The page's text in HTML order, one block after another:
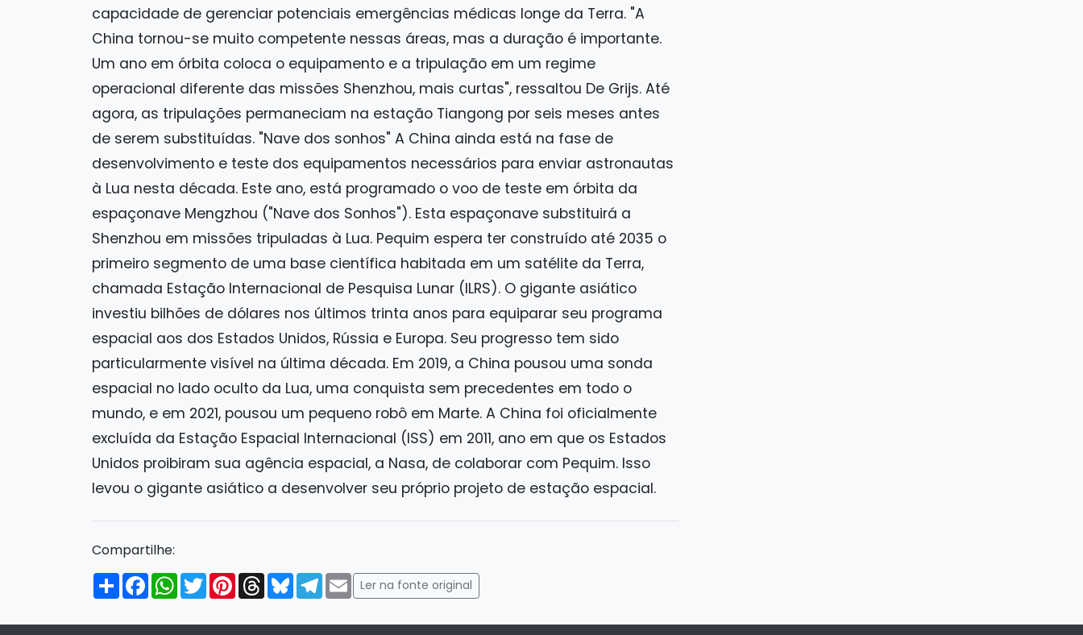
capacidade de gerenciar potenciais emergências médicas longe da Terra. "A
China tornou-se muito competente nessas áreas, mas a duração é importante.
Um ano em órbita coloca o equipamento e a tripulação em um regime
operacional diferente das missões Shenzhou, mais curtas", ressaltou De Grijs. Até
agora, as tripulações permaneciam na estação Tiangong por seis meses antes
de serem substituídas. "Nave dos sonhos" A China ainda está na fase de
desenvolvimento e teste dos equipamentos necessários para enviar astronautas
à Lua nesta década. Este ano, está programado o voo de teste em órbita da
espaçonave Mengzhou ("Nave dos Sonhos"). Esta espaçonave substituirá a
Shenzhou em missões tripuladas à Lua. Pequim espera ter construído até 2035 o
primeiro segmento de uma base científica habitada em um satélite da Terra,
chamada Estação Internacional de Pesquisa Lunar (ILRS). O gigante asiático
investiu bilhões de dólares nos últimos trinta anos para equiparar seu programa
espacial aos dos Estados Unidos, Rússia e Europa. Seu progresso tem sido
particularmente visível na última década. Em 2019, a China pousou uma sonda
espacial no lado oculto da Lua, uma conquista sem precedentes em todo o
mundo, e em 2021, pousou um pequeno robô em Marte. A China foi oficialmente
excluída da Estação Espacial Internacional (ISS) em 2011, ano em que os Estados
Unidos proibiram sua agência espacial, a Nasa, de colaborar com Pequim. Isso
levou o gigante asiático a desenvolver seu próprio projeto de estação espacial.
Compartilhe:
Compartilhar
FacebookWhatsApp
TwitterPinterestThreadsBlueskyTelegram
Email
Ler na fonte original